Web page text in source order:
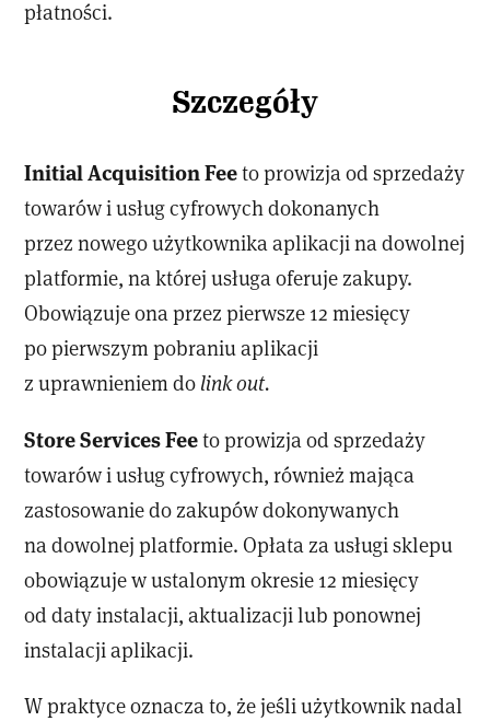
płatności.
Szczegóły
Initial Acquisition Feeto prowizja od sprzedaży
towarów i usług cyfrowych dokonanych
przez nowego użytkownika aplikacji na dowolnej
platformie, na której usługa oferuje zakupy.
Obowiązuje ona przez pierwsze 12 miesięcy
po pierwszym pobraniu aplikacji
z uprawnieniem do link out.
Store Services Feeto prowizja od sprzedaży
towarów i usług cyfrowych, również mająca
zastosowanie do zakupów dokonywanych
na dowolnej platformie. Opłata za usługi sklepu
obowiązuje w ustalonym okresie 12 miesięcy
od daty instalacji, aktualizacji lub ponownej
instalacji aplikacji.
W praktyce oznacza to, że jeśli użytkownik nadal